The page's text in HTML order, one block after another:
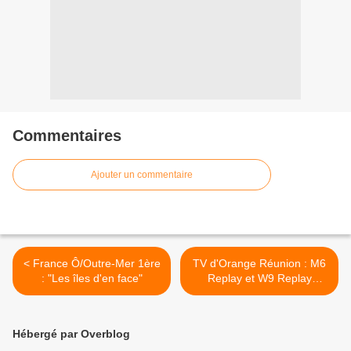
Commentaires
Ajouter un commentaire
< France Ô/Outre-Mer 1ère
: "Les îles d'en face"
TV d'Orange Réunion : M6
Replay et W9 Replay
prochainement ! >
Hébergé par Overblog